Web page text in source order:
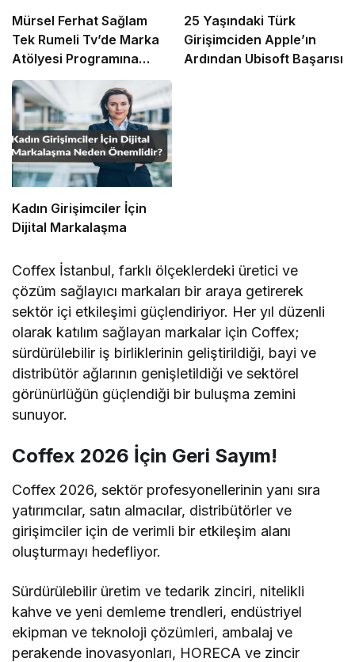
Mürsel Ferhat Sağlam
Tek Rumeli Tv’de Marka
Atölyesi Programına
Konuk Oldu
25 Yaşındaki Türk
Girişimciden Apple’ın
Ardından Ubisoft Başarısı
Kadın Girişimciler İçin
Dijital Markalaşma
Coffex İstanbul, farklı ölçeklerdeki üretici ve
çözüm sağlayıcı markaları bir araya getirerek
sektör içi etkileşimi güçlendiriyor. Her yıl düzenli
olarak katılım sağlayan markalar için Coffex;
sürdürülebilir iş birliklerinin geliştirildiği, bayi ve
distribütör ağlarının genişletildiği ve sektörel
görünürlüğün güçlendiği bir buluşma zemini
sunuyor.
Coffex 2026 İçin Geri Sayım!
Coffex 2026, sektör profesyonellerinin yanı sıra
yatırımcılar, satın almacılar, distribütörler ve
girişimciler için de verimli bir etkileşim alanı
oluşturmayı hedefliyor.
Sürdürülebilir üretim ve tedarik zinciri, nitelikli
kahve ve yeni demleme trendleri, endüstriyel
ekipman ve teknoloji çözümleri, ambalaj ve
perakende inovasyonları, HORECA ve zincir